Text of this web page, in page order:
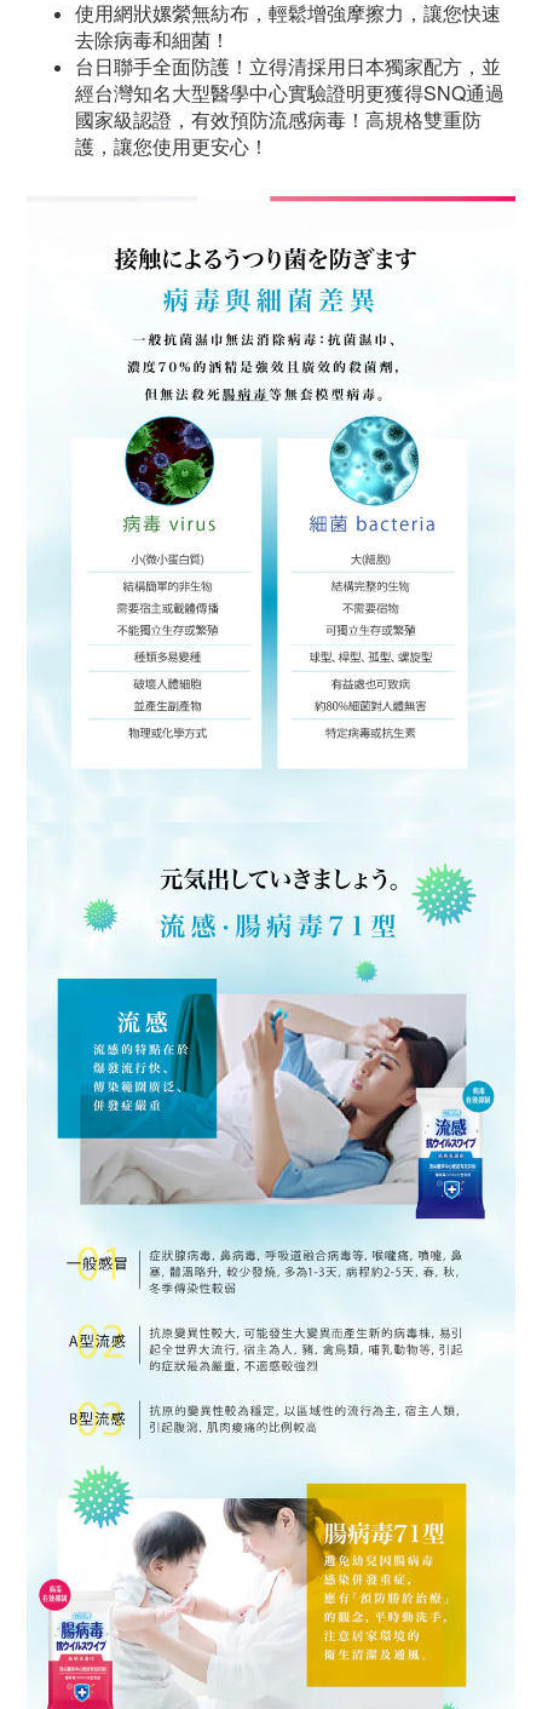
使用網狀嫘縈無紡布，輕鬆增強摩擦力，讓您快速
去除病毒和細菌！
台日聯手全面防護！立得清採用日本獨家配方，並
經台灣知名大型醫學中心實驗證明更獲得SNQ通過
國家級認證，有效預防流感病毒！高規格雙重防
護，讓您使用更安心！